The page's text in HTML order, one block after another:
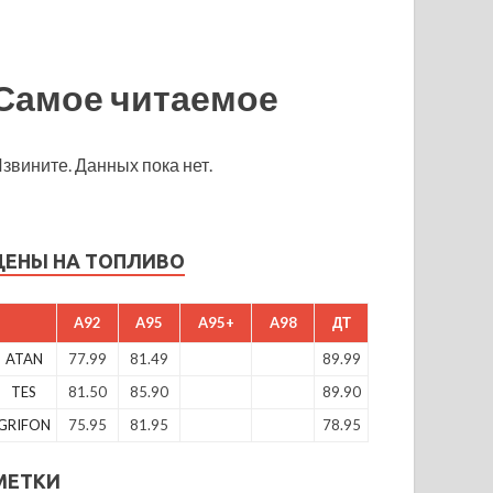
читаемое
Данных пока нет.
НА ТОПЛИВО
A92 A95 A95+ A98 ДТ
ATAN 77.99 81.49
89.99
TES
81.50 85.90
89.90
75.95 81.95 78.95